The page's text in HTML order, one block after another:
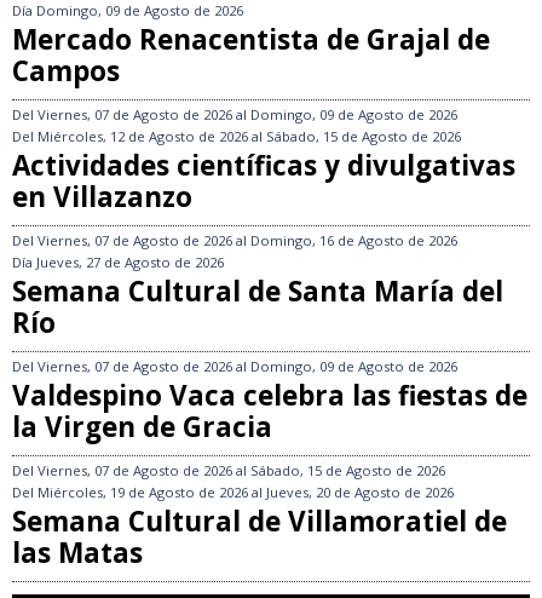
Día Domingo, 09 de Agosto de 2026
Mercado Renacentista de Grajal de
Campos
Del Viernes, 07 de Agosto de 2026 al Domingo, 09 de Agosto de 2026
Del Miércoles, 12 de Agosto de 2026 al Sábado, 15 de Agosto de 2026
Actividades científicas y divulgativas
en Villazanzo
Del Viernes, 07 de Agosto de 2026 al Domingo, 16 de Agosto de 2026
Día Jueves, 27 de Agosto de 2026
Semana Cultural de Santa María del
Río
Del Viernes, 07 de Agosto de 2026 al Domingo, 09 de Agosto de 2026
Valdespino Vaca celebra las fiestas de
la Virgen de Gracia
Del Viernes, 07 de Agosto de 2026 al Sábado, 15 de Agosto de 2026
Del Miércoles, 19 de Agosto de 2026 al Jueves, 20 de Agosto de 2026
Semana Cultural de Villamoratiel de
las Matas